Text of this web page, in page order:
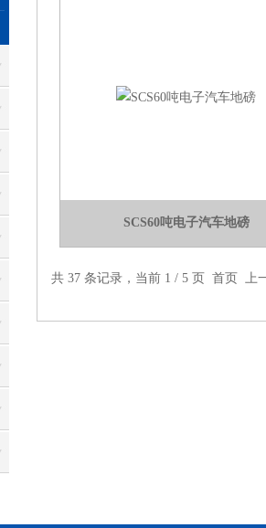
SCS60吨电子汽车地磅
共 37 条记录，当前 1 / 5 页 首页 上